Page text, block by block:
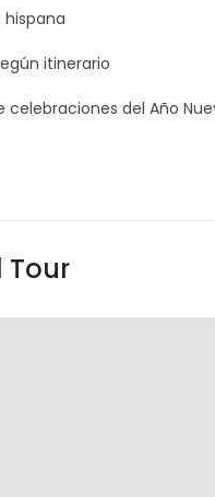
itinerario
celebraciones del Año
Tour